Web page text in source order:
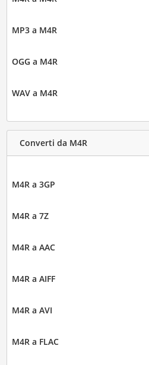
MP3 a M4R
OGG a M4R
WAV a M4R
Converti da M4R
M4R a 3GP
M4R a 7Z
M4R a AAC
M4R a AIFF
M4R a AVI
M4R a FLAC